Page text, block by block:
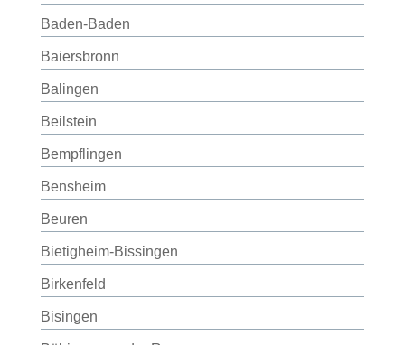
Baden-Baden
Baiersbronn
Balingen
Beilstein
Bempflingen
Bensheim
Beuren
Bietigheim-Bissingen
Birkenfeld
Bisingen